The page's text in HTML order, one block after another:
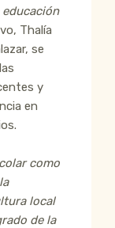
Thalía
se
y
en
como
local
de la